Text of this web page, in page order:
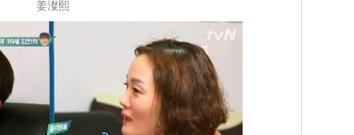
姜澯熙